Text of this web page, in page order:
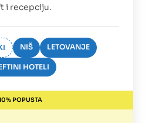
i recepciju.
NIŠ LETOVANJE
HOTELI
POPUSTA